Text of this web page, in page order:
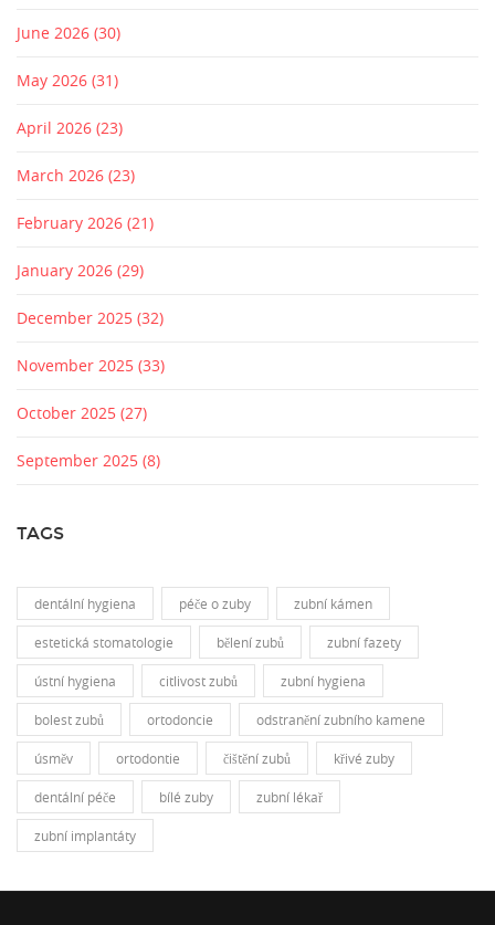
June 2026 (30)
May 2026 (31)
April 2026 (23)
March 2026 (23)
February 2026 (21)
January 2026 (29)
December 2025 (32)
November 2025 (33)
October 2025 (27)
September 2025 (8)
TAGS
dentální hygiena péče o zuby zubní kámen
estetická stomatologie bělení zubů zubní fazety
ústní hygiena citlivost zubů zubní hygiena
bolest zubů ortodoncie odstranění zubního kamene
úsměv ortodontie čištění zubů křivé zuby
dentální péče bílé zuby zubní lékař
zubní implantáty